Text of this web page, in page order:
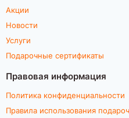
Акции
Новости
Услуги
Подарочные сертификаты
Правовая информация
Политика конфиденциальности
Правила использования